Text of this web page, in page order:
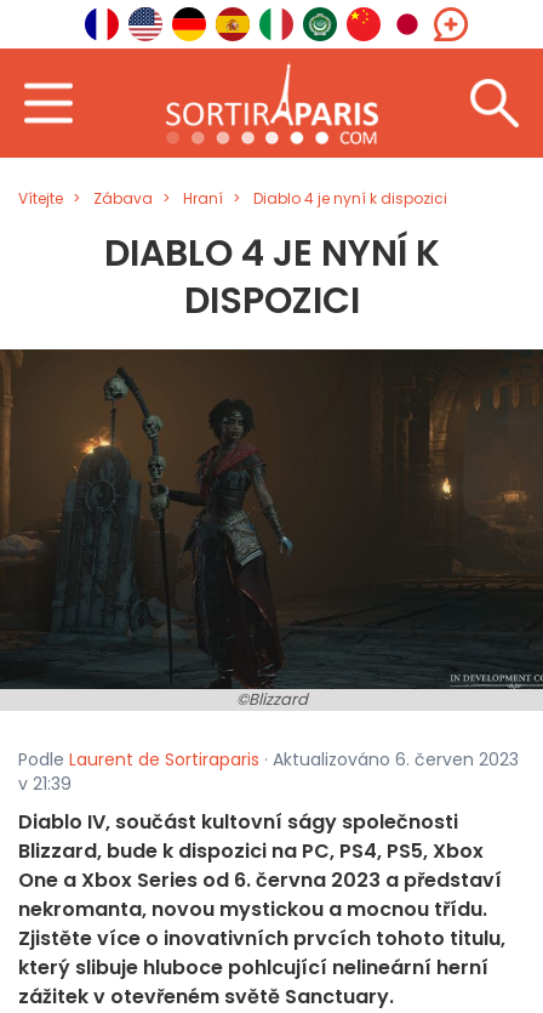
Vítejte Zábava Hraní Diablo 4 je nyní k dispozici
DIABLO 4 JE NYNÍ K
DISPOZICI
©Blizzard
Podle Laurent de Sortiraparis · Aktualizováno 6. červen 2023
v 21:39
Diablo IV, součást kultovní ságy společnosti
Blizzard, bude k dispozici na PC, PS4, PS5, Xbox
One a Xbox Series od 6. června 2023 a představí
nekromanta, novou mystickou a mocnou třídu.
Zjistěte více o inovativních prvcích tohoto titulu,
který slibuje hluboce pohlcující nelineární herní
zážitek v otevřeném světě Sanctuary.